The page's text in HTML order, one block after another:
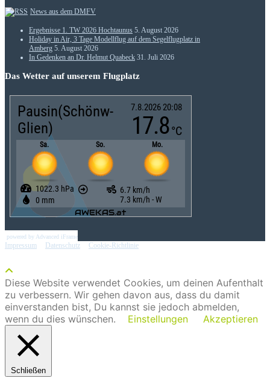
News aus dem DMFV
Ergebnisse 1. TW 2026 Hochtaunus 5. August 2026
Holiday in Air, 3 Tage Modellflug auf dem Segelflugplatz in
Amberg 5. August 2026
In Gedenken an Dr. Helmut Quabeck 31. Juli 2026
Das Wetter auf unserem Flugplatz
powered by Advanced iFrame
Impressum Datenschutz Cookie-Richtlinie
Diese Website verwendet Cookies, um deinen Aufenthalt
zu verbessern. Wir gehen davon aus, dass du damit
einverstanden bist, Du kannst sie jedoch abmelden,
wenn du dies wünschen.
Einstellungen Akzeptieren
Schließen